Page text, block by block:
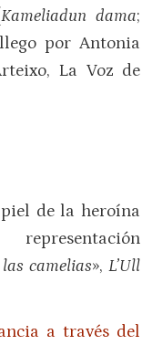
Kameliadun dama;
por Antonia
La Voz de
de la heroína
camelias», L’Ull
a través del